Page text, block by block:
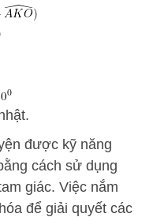
được kỹ năng
cách sử dụng
giác. Việc nắm
để giải quyết các